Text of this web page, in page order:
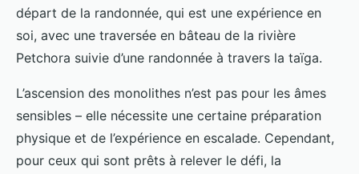
départ de la randonnée, qui est une expérience en
soi, avec une traversée en bâteau de la rivière
Petchora suivie d’une randonnée à travers la taïga.
L’ascension des monolithes n’est pas pour les âmes
sensibles – elle nécessite une certaine préparation
physique et de l’expérience en escalade. Cependant,
pour ceux qui sont prêts à relever le défi, la